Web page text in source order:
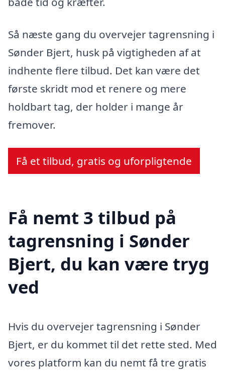
Så næste gang du overvejer tagrensning i
Sønder Bjert, husk på vigtigheden af at
indhente flere tilbud. Det kan være det
første skridt mod et renere og mere
holdbart tag, der holder i mange år
fremover.
Få et tilbud, gratis og uforpligtende
Få nemt 3 tilbud på
tagrensning i Sønder
Bjert, du kan være tryg
ved
Hvis du overvejer tagrensning i Sønder
Bjert, er du kommet til det rette sted. Med
vores platform kan du nemt få tre gratis